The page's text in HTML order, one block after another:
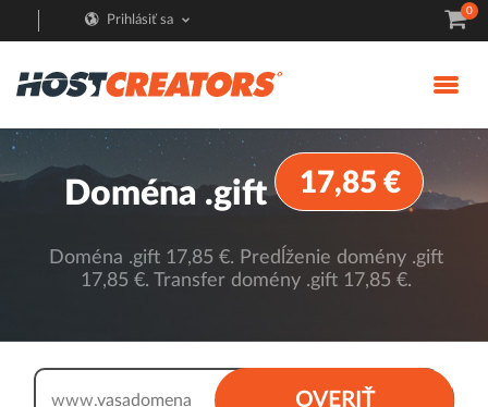
Prihlásiť sa
0
Doména .gift 17,85 €
Doména .gift 17,85 €. Predĺženie domény .gift
17,85 €. Transfer domény .gift 17,85 €.
OVERIŤ
www.